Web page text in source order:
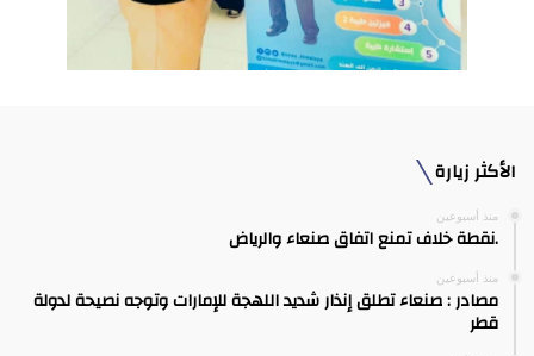
الأكثر زيارة
منذ أسبوعين
.نقطة خلاف تمنع اتفاق صنعاء والرياض
منذ أسبوعين
مصادر : صنعاء تطلق إنذار شديد اللهجة للإمارات وتوجه نصيحة لدولة
قطر